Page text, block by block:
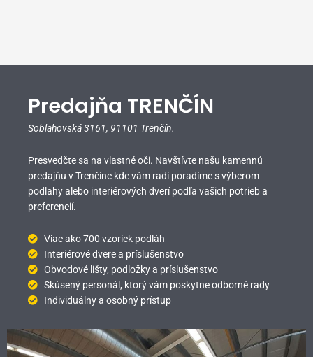
Predajňa TRENČÍN
Soblahovská 3161, 91101 Trenčín.
Presvedčte sa na vlastné oči. Navštívte našu kamennú
predajňu v Trenčíne kde vám radi poradíme s výberom
podlahy alebo interiérových dverí podľa vašich potrieb a
preferencií.
Viac ako 700 vzoriek podláh
Interiérové dvere a príslušenstvo
Obvodové lišty, podložky a príslušenstvo
Skúsený personál, ktorý vám poskytne odborné rady
Individuálny a osobný prístup